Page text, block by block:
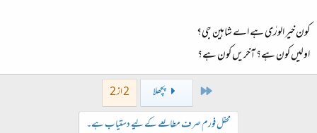
کون خیر الورٰی ہے اے شاہین جی؟
اولیں کون ہے؟ آخریں کون ہے؟
First پچھلا
2 از 2
محفل فورم صرف مطالعے کے لیے دستیاب ہے۔